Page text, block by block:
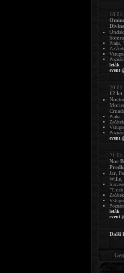
Praha,
leták
event
12 let
Praha
event
Noc
Jar,
Wille,
"Tirish
leták
event
Další